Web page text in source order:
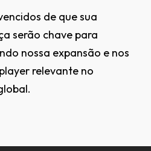
de que sua
serão chave para
nossa expansão e nos
relevante no